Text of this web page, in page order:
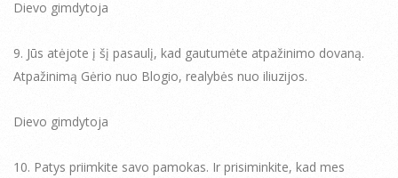
Dievo gimdytoja
9. Jūs atėjote į šį pasaulį, kad gautumėte atpažinimo dovaną.
Atpažinimą Gėrio nuo Blogio, realybės nuo iliuzijos.
Dievo gimdytoja
10. Patys priimkite savo pamokas. Ir prisiminkite, kad mes